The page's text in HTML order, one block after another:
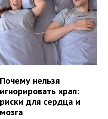
Почему нельзя
игнорировать храп:
риски для сердца и
мозга